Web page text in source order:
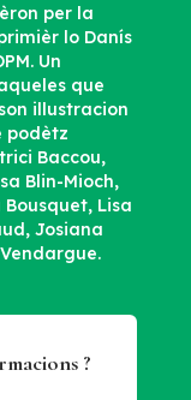
per la
lo Danís
Un
que
illustracion
podètz
Baccou,
Blin-Mioch,
Lisa
Josiana
?